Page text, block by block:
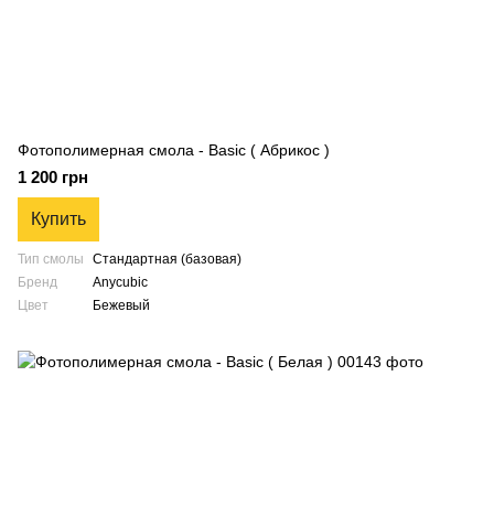
Фотополимерная смола - Basic ( Абрикос )
1 200 грн
Купить
Тип смолы
Стандартная (базовая)
Бренд
Anycubic
Цвет
Бежевый